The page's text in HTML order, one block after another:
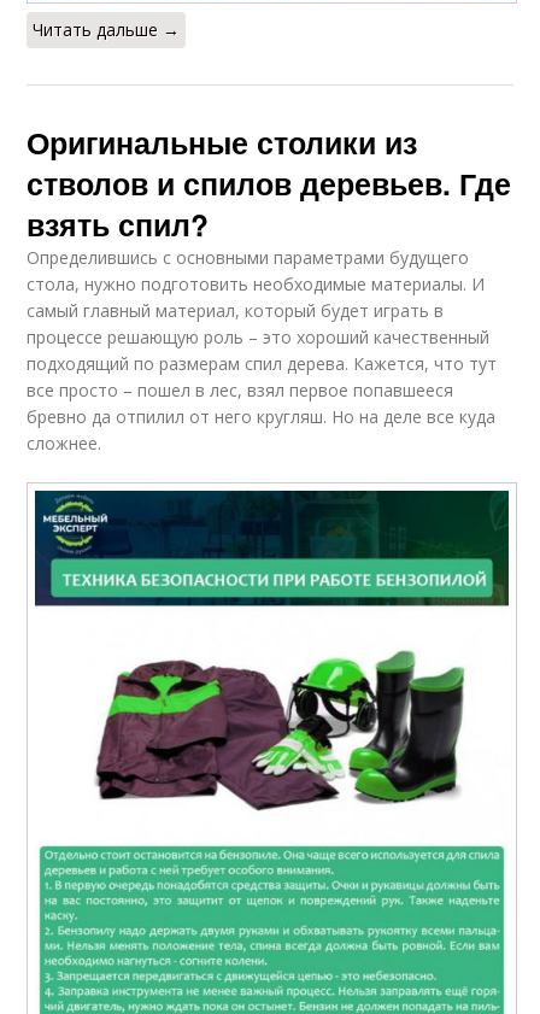
Читать дальше →
Оригинальные столики из
стволов и спилов деревьев. Где
взять спил?
Определившись с основными параметрами будущего
стола, нужно подготовить необходимые материалы. И
самый главный материал, который будет играть в
процессе решающую роль – это хороший качественный
подходящий по размерам спил дерева. Кажется, что тут
все просто – пошел в лес, взял первое попавшееся
бревно да отпилил от него кругляш. Но на деле все куда
сложнее.